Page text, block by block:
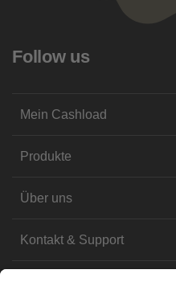
Follow us
Mein Cashload
Produkte
Über uns
Kontakt & Support